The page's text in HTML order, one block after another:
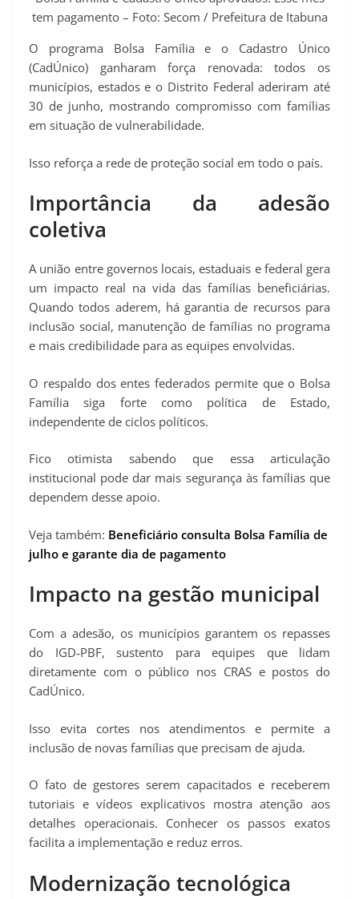
t
tem pagamento – Foto: Secom / Prefeitura de Itabuna
O programa Bolsa Família e o Cadastro Único
(CadÚnico) ganharam força renovada: todos os
municípios, estados e o Distrito Federal aderiram até
30 de junho, mostrando compromisso com famílias
em situação de vulnerabilidade.
Isso reforça a rede de proteção social em todo o país.
Importância da adesão
coletiva
A união entre governos locais, estaduais e federal gera
um impacto real na vida das famílias beneficiárias.
Quando todos aderem, há garantia de recursos para
inclusão social, manutenção de famílias no programa
e mais credibilidade para as equipes envolvidas.
O respaldo dos entes federados permite que o Bolsa
Família siga forte como política de Estado,
independente de ciclos políticos.
Fico otimista sabendo que essa articulação
institucional pode dar mais segurança às famílias que
dependem desse apoio.
Veja também: Beneficiário consulta Bolsa Família de
julho e garante dia de pagamento
Impacto na gestão municipal
Com a adesão, os municípios garantem os repasses
do IGD‑PBF, sustento para equipes que lidam
diretamente com o público nos CRAS e postos do
CadÚnico.
Isso evita cortes nos atendimentos e permite a
inclusão de novas famílias que precisam de ajuda.
O fato de gestores serem capacitados e receberem
tutoriais e vídeos explicativos mostra atenção aos
detalhes operacionais. Conhecer os passos exatos
facilita a implementação e reduz erros.
Modernização tecnológica